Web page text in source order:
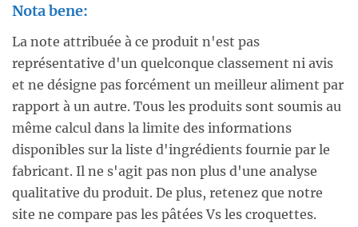
Nota bene:
La note attribuée à ce produit n'est pas
représentative d'un quelconque classement ni avis
et ne désigne pas forcément un meilleur aliment par
rapport à un autre. Tous les produits sont soumis au
même calcul dans la limite des informations
disponibles sur la liste d'ingrédients fournie par le
fabricant. Il ne s'agit pas non plus d'une analyse
qualitative du produit. De plus, retenez que notre
site ne compare pas les pâtées Vs les croquettes.